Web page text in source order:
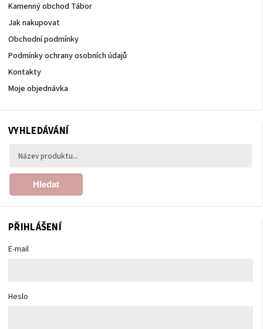
Kamenný obchod Tábor
Jak nakupovat
Obchodní podmínky
Podmínky ochrany osobních údajů
Kontakty
Moje objednávka
VYHLEDÁVÁNÍ
Hledat
PŘIHLÁŠENÍ
E-mail
Heslo